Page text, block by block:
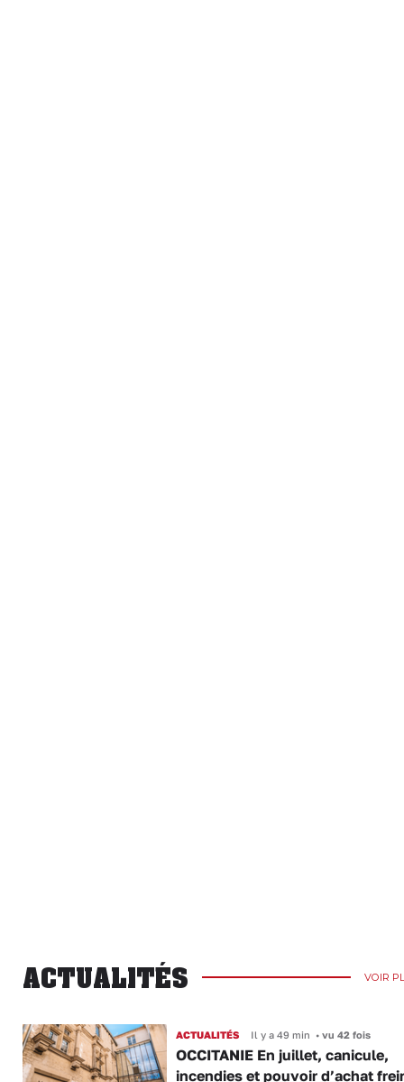
ACTUALITÉS VOIR
ACTUALITÉS Il y a 49 min •vu 42 fois
OCCITANIE En juillet, canicule,
incendies et pouvoir d’achat